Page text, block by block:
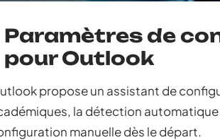
Paramètres de
pour Outlook
propose un assistant de
la détection
manuelle dès le départ.